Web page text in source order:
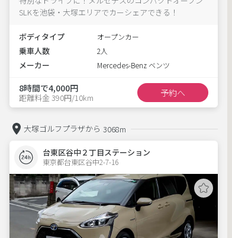
SLKを池袋・大塚エリアでカーシェアできる！
ボディタイプ オープンカー
乗車人数 2人
メーカー Mercedes-Benz ベンツ
8時間で4,000円
距離料金 390円/10km 予約へ
大塚ゴルフプラザから 3068m
台東区谷中２丁目ステーション
東京都台東区谷中2-7-16